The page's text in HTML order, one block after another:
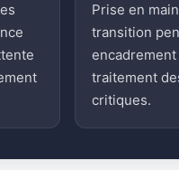
Prise en
transition
encadrement
traitement
critiques.